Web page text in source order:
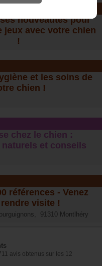
nouveautés pour
jeux avec votre chien
!
et les soins de
chien !
chez le chien :
et conseils
références - Venez
visite !
91310 Montlhéry
avis obtenus sur les 12